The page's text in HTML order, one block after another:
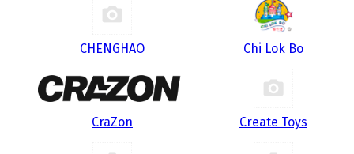
CHENGHAO Chi Lok Bo
CraZon Create Toys